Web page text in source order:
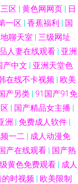
区 | 黄色网网页 | 日
一区 | 香蕉福利 | 国
聊天室 | 三级网址
人妻在线观看 | 亚洲
产中文 | 亚洲天堂色
在线不卡视频 | 欧美
产另类 | 91国产91免
| 国产精品女主播 |
洲 | 免费成人软件 |
一二 | 成人动漫免
产在线观看 | 国产熟
黄色免费观看 | 成人
时视频 | 欧美限制